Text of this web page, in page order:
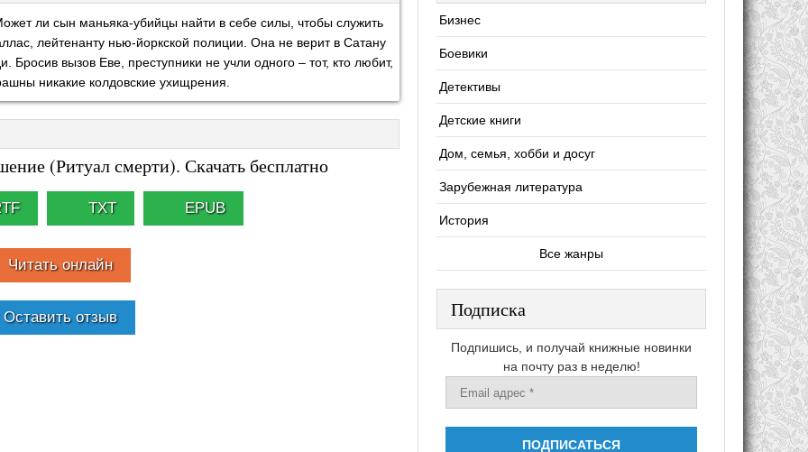
ли сын маньяка-убийцы найти в себе силы, чтобы служить
лейтенанту нью-йоркской полиции. Она не верит в Сатану
Бросив вызов Еве, преступники не учли одного – тот, кто любит,
никакие колдовские ухищрения.
(Ритуал смерти). Скачать бесплатно
TXT EPUB
Читать онлайн
Оставить отзыв
Бизнес
Боевики
Детективы
Детские книги
Дом, семья, хобби и досуг
Зарубежная литература
История
Все жанры
Подписка
Подпишись, и получай книжные новинки
на почту раз в неделю!